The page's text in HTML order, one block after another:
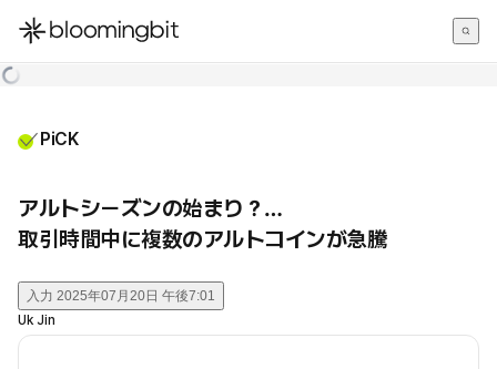
한국어
PiCK
アルトシーズンの始まり？…
取引時間中に複数のアルトコインが急騰
入力 2025年07月20日 午後7:01
Uk Jin